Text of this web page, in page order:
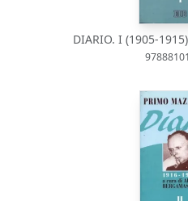
DIARIO. I (1905-